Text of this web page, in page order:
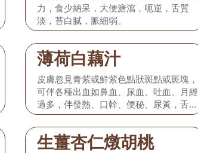
力，食少納呆，大便溏瀉，呃逆，舌質
淡，苔白膩，脈細弱。
薄荷白藕汁
皮膚忽見青紫或鮮紫色點狀斑點或斑塊，
可伴各種出血如鼻血、尿血、吐血、月經
過多，伴發熱、口幹、便秘、尿黃，舌苔
黃，脈數有力。
生薑杏仁燉胡桃